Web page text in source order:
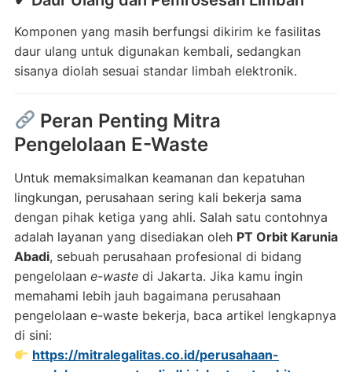
Komponen yang masih berfungsi dikirim ke fasilitas
daur ulang untuk digunakan kembali, sedangkan
sisanya diolah sesuai standar limbah elektronik.
Peran Penting Mitra
Pengelolaan E-Waste
Untuk memaksimalkan keamanan dan kepatuhan
lingkungan, perusahaan sering kali bekerja sama
dengan pihak ketiga yang ahli. Salah satu contohnya
adalah layanan yang disediakan oleh PT Orbit Karunia
Abadi, sebuah perusahaan profesional di bidang
pengelolaan e-wastedi Jakarta. Jika kamu ingin
memahami lebih jauh bagaimana perusahaan
pengelolaan e-waste bekerja, baca artikel lengkapnya
di sini:
https://mitralegalitas.co.id/perusahaan-